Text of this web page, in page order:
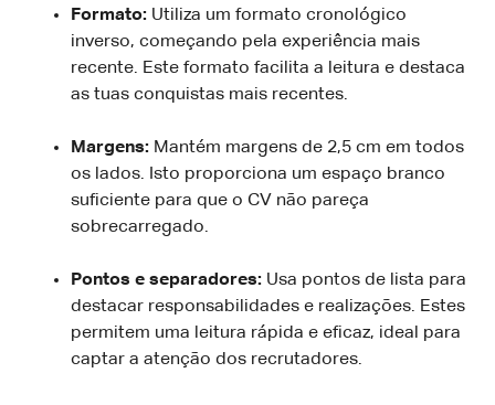
Formato: Utiliza um formato cronológico
inverso, começando pela experiência mais
recente. Este formato facilita a leitura e destaca
as tuas conquistas mais recentes.
Margens: Mantém margens de 2,5 cm em todos
os lados. Isto proporciona um espaço branco
suficiente para que o CV não pareça
sobrecarregado.
Pontos e separadores: Usa pontos de lista para
destacar responsabilidades e realizações. Estes
permitem uma leitura rápida e eficaz, ideal para
captar a atenção dos recrutadores.